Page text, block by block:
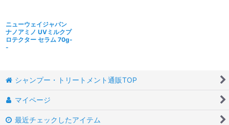
ニューウェイジャパン
ナノアミノ UVミルクプ
ロテクター セラム 70g-
-
シャンプー・トリートメント通販TOP
マイページ
最近チェックしたアイテム